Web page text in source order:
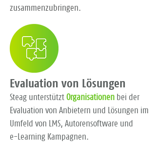
zusammenzubringen.
Evaluation von Lösungen
Steag unterstützt Organisationen bei der
Evaluation von Anbietern und Lösungen im
Umfeld von LMS, Autorensoftware und
e-Learning Kampagnen.